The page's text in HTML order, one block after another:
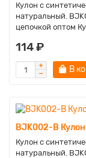
Кулон с
натуральный.
цепочкой оптом
114 ₽
В
BJK002-B
Кулон с
натуральный.